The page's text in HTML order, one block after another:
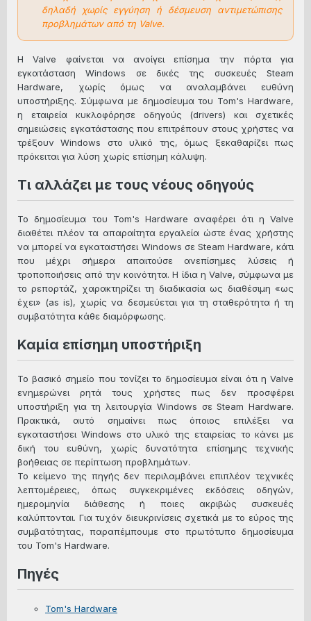
δηλαδή χωρίς εγγύηση ή δέσμευση αντιμετώπισης
προβλημάτων από τη Valve.
Η Valve φαίνεται να ανοίγει επίσημα την πόρτα για
εγκατάσταση Windows σε δικές της συσκευές Steam
Hardware, χωρίς όμως να αναλαμβάνει ευθύνη
υποστήριξης. Σύμφωνα με δημοσίευμα του Tom's Hardware,
η εταιρεία κυκλοφόρησε οδηγούς (drivers) και σχετικές
σημειώσεις εγκατάστασης που επιτρέπουν στους χρήστες να
τρέξουν Windows στο υλικό της, όμως ξεκαθαρίζει πως
πρόκειται για λύση χωρίς επίσημη κάλυψη.
Τι αλλάζει με τους νέους οδηγούς
Το δημοσίευμα του Tom's Hardware αναφέρει ότι η Valve
διαθέτει πλέον τα απαραίτητα εργαλεία ώστε ένας χρήστης
να μπορεί να εγκαταστήσει Windows σε Steam Hardware, κάτι
που μέχρι σήμερα απαιτούσε ανεπίσημες λύσεις ή
τροποποιήσεις από την κοινότητα. Η ίδια η Valve, σύμφωνα με
το ρεπορτάζ, χαρακτηρίζει τη διαδικασία ως διαθέσιμη «ως
έχει» (as is), χωρίς να δεσμεύεται για τη σταθερότητα ή τη
συμβατότητα κάθε διαμόρφωσης.
Καμία επίσημη υποστήριξη
Το βασικό σημείο που τονίζει το δημοσίευμα είναι ότι η Valve
ενημερώνει ρητά τους χρήστες πως δεν προσφέρει
υποστήριξη για τη λειτουργία Windows σε Steam Hardware.
Πρακτικά, αυτό σημαίνει πως όποιος επιλέξει να
εγκαταστήσει Windows στο υλικό της εταιρείας το κάνει με
δική του ευθύνη, χωρίς δυνατότητα επίσημης τεχνικής
βοήθειας σε περίπτωση προβλημάτων.
Το κείμενο της πηγής δεν περιλαμβάνει επιπλέον τεχνικές
λεπτομέρειες, όπως συγκεκριμένες εκδόσεις οδηγών,
ημερομηνία διάθεσης ή ποιες ακριβώς συσκευές
καλύπτονται. Για τυχόν διευκρινίσεις σχετικά με το εύρος της
συμβατότητας, παραπέμπουμε στο πρωτότυπο δημοσίευμα
του Tom's Hardware.
Πηγές
Tom's Hardware